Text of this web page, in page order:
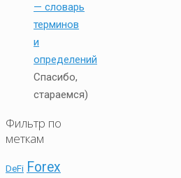
— словарь
терминов
и
определений
Спасибо,
стараемся)
Фильтр по
меткам
DeFi Forex